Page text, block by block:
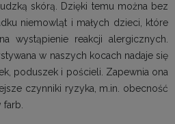
skórą. Dzięki temu można bez
niemowląt i małych dzieci, które
wystąpienie reakcji alergicznych.
w naszych kocach nadaje się
poduszek i pościeli. Zapewnia ona
czynniki ryzyka, m.in. obecność
farb.